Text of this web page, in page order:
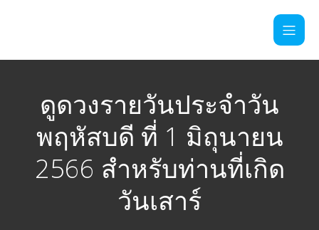
ดูดวงรายวันประจำวัน
พฤหัสบดี ที่ 1 มิถุนายน
2566 สำหรับท่านที่เกิด
วันเสาร์